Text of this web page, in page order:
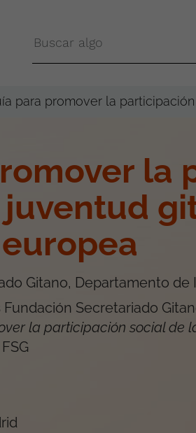
para promover la
la
Gitano, Departamento de
Fundación Secretariado
la participación social de
FSG